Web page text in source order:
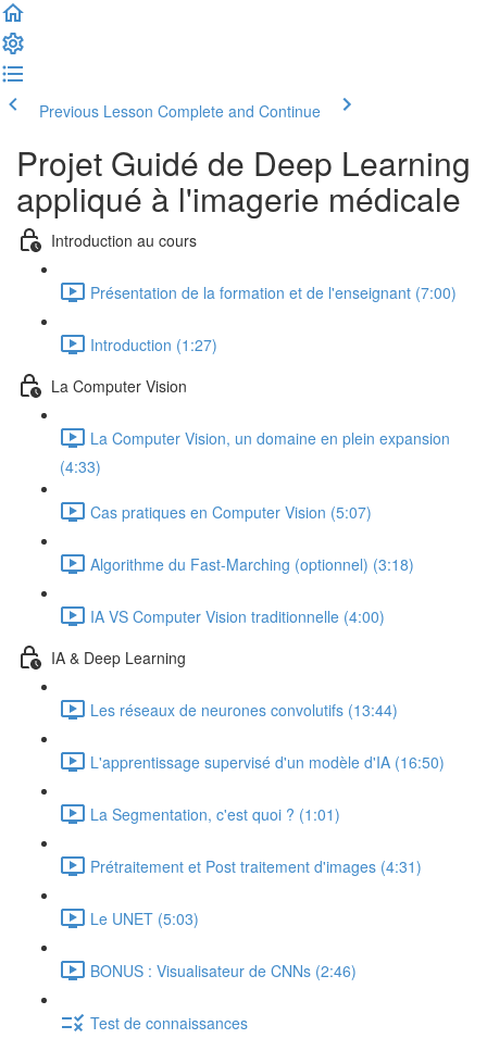
Previous Lesson Complete and Continue
Projet Guidé de Deep Learning
appliqué à l'imagerie médicale
Introduction au cours
Présentation de la formation et de l'enseignant (7:00)
Introduction (1:27)
La Computer Vision
La Computer Vision, un domaine en plein expansion
(4:33)
Cas pratiques en Computer Vision (5:07)
Algorithme du Fast-Marching (optionnel) (3:18)
IA VS Computer Vision traditionnelle (4:00)
IA & Deep Learning
Les réseaux de neurones convolutifs (13:44)
L'apprentissage supervisé d'un modèle d'IA (16:50)
La Segmentation, c'est quoi ? (1:01)
Prétraitement et Post traitement d'images (4:31)
Le UNET (5:03)
BONUS : Visualisateur de CNNs (2:46)
Test de connaissances